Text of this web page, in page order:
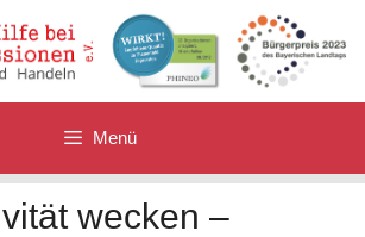
Menü
wecken –